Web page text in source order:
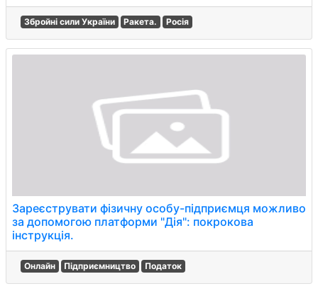
Збройні сили України Ракета. Росія
Зареєструвати фізичну особу-підприємця можливо
за допомогою платформи "Дія": покрокова
інструкція.
Онлайн Підприємництво Податок